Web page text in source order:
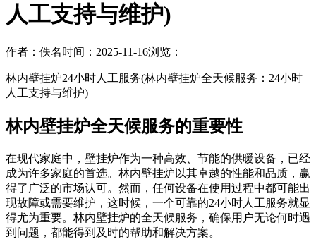
人工支持与维护)
作者：佚名时间：2025-11-16浏览：
林内壁挂炉24小时人工服务(林内壁挂炉全天候服务：24小时
人工支持与维护)
林内壁挂炉全天候服务的重要性
在现代家庭中，壁挂炉作为一种高效、节能的供暖设备，已经
成为许多家庭的首选。林内壁挂炉以其卓越的性能和品质，赢
得了广泛的市场认可。然而，任何设备在使用过程中都可能出
现故障或需要维护，这时候，一个可靠的24小时人工服务就显
得尤为重要。林内壁挂炉的全天候服务，确保用户无论何时遇
到问题，都能得到及时的帮助和解决方案。